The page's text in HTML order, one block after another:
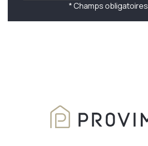
* Champs obligatoires